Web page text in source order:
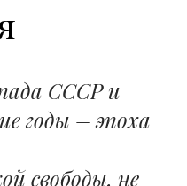
СССР и
годы – эпоха
свободы, не